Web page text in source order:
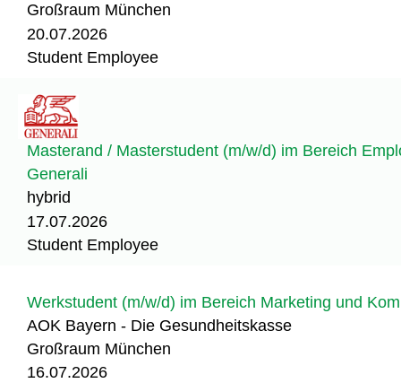
Großraum München
20.07.2026
Student Employee
Masterand / Masterstudent (m/w/d) im Bereich
Generali
hybrid
17.07.2026
Student Employee
Werkstudent (m/w/d) im Bereich Marketing und
AOK Bayern - Die Gesundheitskasse
Großraum München
16.07.2026